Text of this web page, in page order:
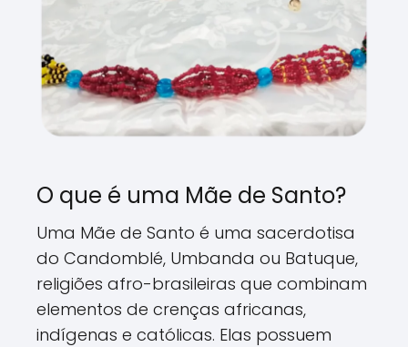
O que é uma Mãe de Santo?
Uma Mãe de Santo é uma sacerdotisa
do Candomblé, Umbanda ou Batuque,
religiões afro-brasileiras que combinam
elementos de crenças africanas,
indígenas e católicas. Elas possuem